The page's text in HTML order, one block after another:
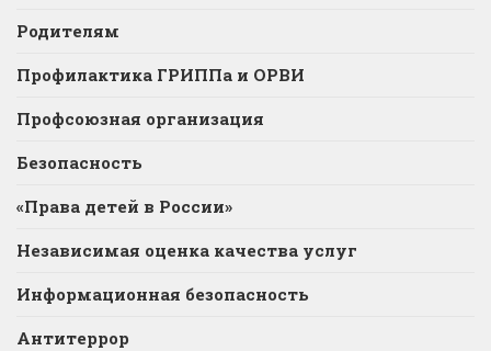
Родителям
Профилактика ГРИППа и ОРВИ
Профсоюзная организация
Безопасность
«Права детей в России»
Независимая оценка качества услуг
Информационная безопасность
Антитеррор